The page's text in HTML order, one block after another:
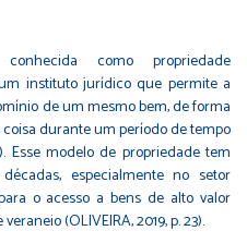
como propriedade
instituto jurídico que permite a
de um mesmo bem, de forma
durante um período de tempo
Esse modelo de propriedade tem
especialmente no setor
o acesso a bens de alto valor
(OLIVEIRA, 2019, p. 23).